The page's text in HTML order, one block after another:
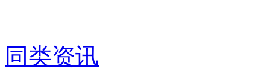
同类资讯